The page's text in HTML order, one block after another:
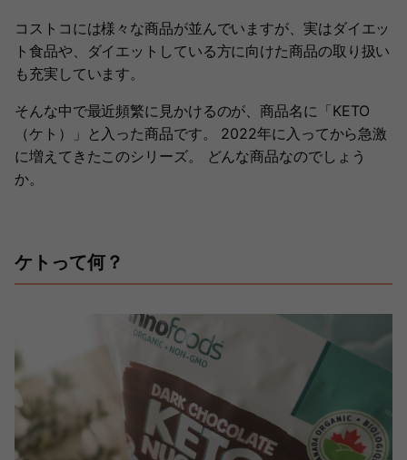
コストコには様々な商品が並んでいますが、実はダイエッ
ト食品や、ダイエットしている方に向けた商品の取り扱い
も充実しています。
そんな中で最近頻繁に見かけるのが、商品名に「KETO
（ケト）」と入った商品です。 2022年に入ってから急激
に増えてきたこのシリーズ。 どんな商品なのでしょう
か。
ケトって何？